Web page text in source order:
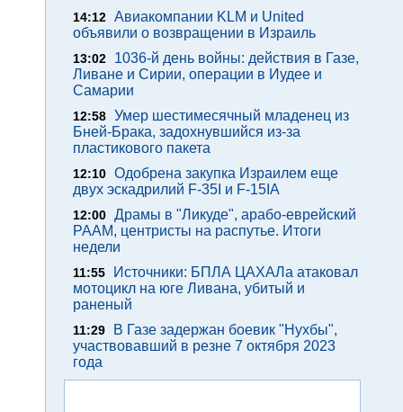
14:12 Авиакомпании KLM и United
объявили о возвращении в Израиль
13:02
1036-й день войны: действия в Газе,
Ливане и Сирии, операции в Иудее и
Самарии
12:58 Умер шестимесячный младенец из
Бней-Брака, задохнувшийся из-за
пластикового пакета
12:10 Одобрена закупка Израилем еще
двух эскадрилий F-35I и F-15IA
12:00 Драмы в "Ликуде", арабо-еврейский
РААМ, центристы на распутье. Итоги
недели
11:55
Источники: БПЛА ЦАХАЛа атаковал
мотоцикл на юге Ливана, убитый и
раненый
11:29
В Газе задержан боевик "Нухбы",
участвовавший в резне 7 октября 2023
года